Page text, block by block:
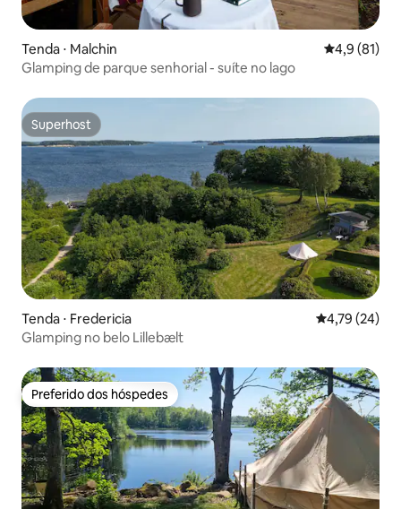
Tenda ⋅ Malchin 4,9 de uma
4,9 (81)
Glamping de parque senhorial - suíte no lago
Superhost
Superhost
Tenda ⋅ Fredericia 4,79 de uma
4,79 (24)
Glamping no belo Lillebælt
Preferido dos hóspedes
Preferido dos hóspedes